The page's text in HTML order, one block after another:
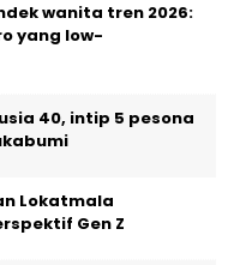
wanita tren 2026:
yang low-
40, intip 5 pesona
Lokatmala
Gen Z